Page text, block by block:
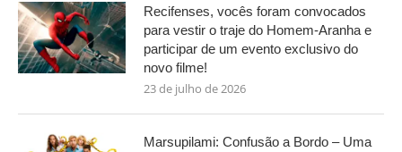
Recifenses, vocês foram convocados
para vestir o traje do Homem-Aranha e
participar de um evento exclusivo do
novo filme!
23 de julho de 2026
Marsupilami: Confusão a Bordo – Uma